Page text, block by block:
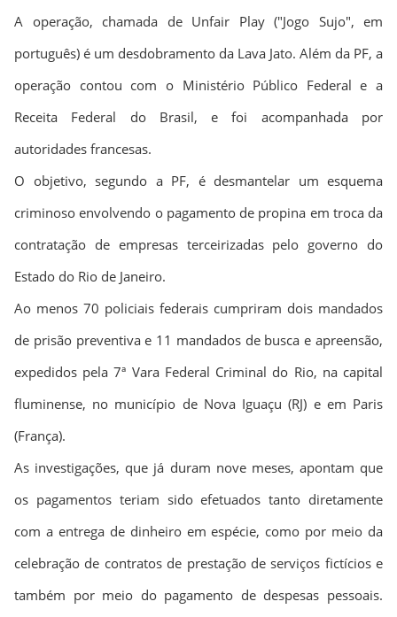
A operação, chamada de Unfair Play ("Jogo Sujo", em
português) é um desdobramento da Lava Jato. Além da PF, a
operação contou com o Ministério Público Federal e a
Receita Federal do Brasil, e foi acompanhada por
autoridades francesas.
O objetivo, segundo a PF, é desmantelar um esquema
criminoso envolvendo o pagamento de propina em troca da
contratação de empresas terceirizadas pelo governo do
Estado do Rio de Janeiro.
Ao menos 70 policiais federais cumpriram dois mandados
de prisão preventiva e 11 mandados de busca e apreensão,
expedidos pela 7ª Vara Federal Criminal do Rio, na capital
fluminense, no município de Nova Iguaçu (RJ) e em Paris
(França).
As investigações, que já duram nove meses, apontam que
os pagamentos teriam sido efetuados tanto diretamente
com a entrega de dinheiro em espécie, como por meio da
celebração de contratos de prestação de serviços fictícios e
também por meio do pagamento de despesas pessoais.